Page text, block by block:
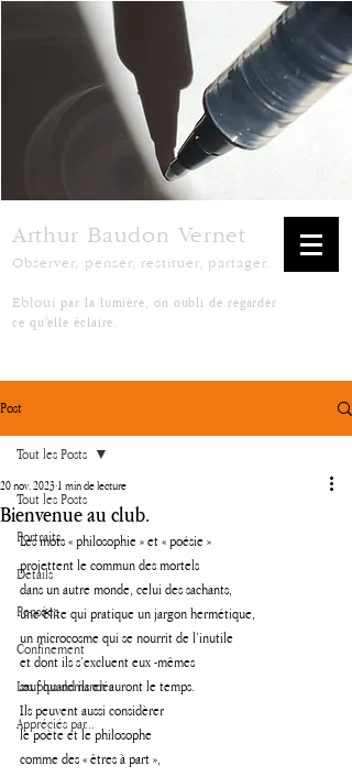
Arthur Baudon Vernet
Observer, penser, restituer, partager.
Ebloui par la lumière, on oubli de regarder
ce qu'elle éclaire.
Post
Tout les Posts
Portraits
Détails
Pensées
Confinement
Les plus demandés
Appréciés par...
Tout les Posts
Bienvenue au club.
20 nov. 2023 1 min de lecture
Les mots « philosophie » et « poésie »
projettent le commun des mortels
dans un autre monde, celui des sachants,
une élite qui pratique un jargon hermétique,
un microcosme qui se nourrit de l’inutile
et dont ils s’excluent eux -mêmes
sauf quand ils en auront le temps.
Ils peuvent aussi considèrer
le poète et le philosophe
comme des « êtres à part »,